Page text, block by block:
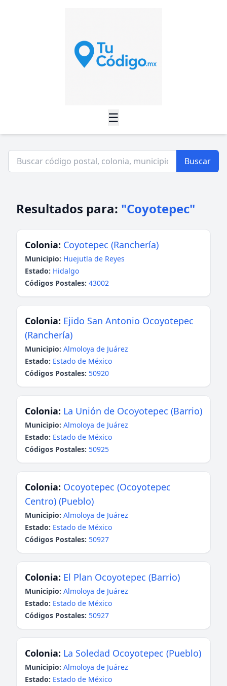
☰
Buscar
Resultados para: "Coyotepec"
Colonia: Coyotepec (Ranchería)
Municipio: Huejutla de Reyes
Estado: Hidalgo
Códigos Postales: 43002
Colonia: Ejido San Antonio Ocoyotepec
(Ranchería)
Municipio: Almoloya de Juárez
Estado: Estado de México
Códigos Postales: 50920
Colonia: La Unión de Ocoyotepec (Barrio)
Municipio: Almoloya de Juárez
Estado: Estado de México
Códigos Postales: 50925
Colonia: Ocoyotepec (Ocoyotepec
Centro) (Pueblo)
Municipio: Almoloya de Juárez
Estado: Estado de México
Códigos Postales: 50927
Colonia: El Plan Ocoyotepec (Barrio)
Municipio: Almoloya de Juárez
Estado: Estado de México
Códigos Postales: 50927
Colonia: La Soledad Ocoyotepec (Pueblo)
Municipio: Almoloya de Juárez
Estado: Estado de México